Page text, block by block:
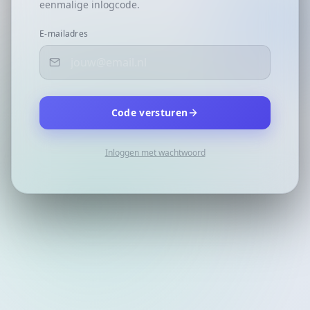
eenmalige inlogcode.
E-mailadres
Code versturen
Inloggen met wachtwoord